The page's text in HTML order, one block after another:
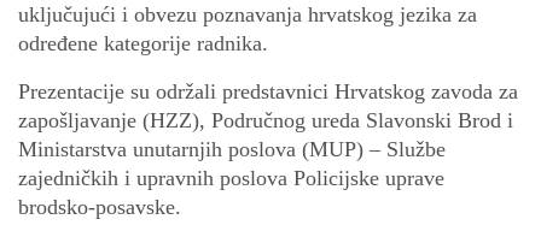
uključujući i obvezu poznavanja hrvatskog jezika za
određene kategorije radnika.
Prezentacije su održali predstavnici Hrvatskog zavoda za
zapošljavanje (HZZ), Područnog ureda Slavonski Brod i
Ministarstva unutarnjih poslova (MUP) – Službe
zajedničkih i upravnih poslova Policijske uprave
brodsko-posavske.